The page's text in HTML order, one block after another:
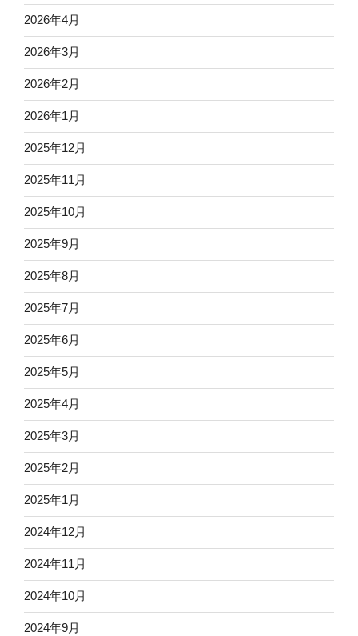
2026年4月
2026年3月
2026年2月
2026年1月
2025年12月
2025年11月
2025年10月
2025年9月
2025年8月
2025年7月
2025年6月
2025年5月
2025年4月
2025年3月
2025年2月
2025年1月
2024年12月
2024年11月
2024年10月
2024年9月